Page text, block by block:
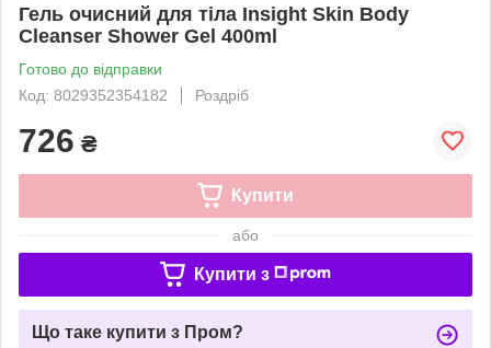
Гель очисний для тіла Insight Skin Body
Cleanser Shower Gel 400ml
Готово до відправки
Код: 8029352354182
Роздріб
726 ₴
Купити
або
Купити з
Що таке купити з Пром?